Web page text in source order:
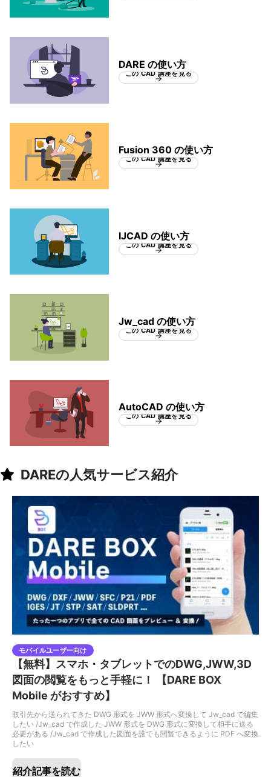
DARE の使い方
この CAD 講座を見る
Fusion 360 の使い方
この CAD 講座を見る
IJCAD の使い方
この CAD 講座を見る
Jw_cad の使い方
この CAD 講座を見る
AutoCAD の使い方
この CAD 講座を見る
DAREの人気サービス紹介
モバイルユーザー向け
【無料】スマホ・タブレットでのDWG,JWW,3D
図面の閲覧をもっと手軽に！ 【DARE BOX
Mobile がおすすめ】
取引先から送られてきた DWG 形式を JWW 形式へ変換して Jw_cad で編集
したい /Jw_cad で作成した JWW 形式を DWG 形式に変換して相手に送る
必要がある /Jw_cad で作成した図面を誰でも閲覧できるように PDF へ変換
したい
紹介記事を読む